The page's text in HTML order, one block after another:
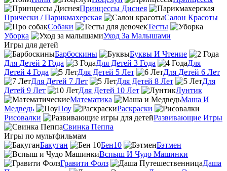
Принцессы Диснея
Прически / Парикмахерская
Салон Красоты
Собаки
Тесты
Уборка
Уход За Малышами
Игры для детей
Барбоскины
Буквы И Чтение
Для Детей 2 Года
Для Детей 3 Года
Для
Детей 4 Года
Для Детей 5 Лет
Для Детей 6 Лет
Для Детей 7 Лет
Для Детей 8 Лет
Для
Детей 9 Лет
Для Детей 10 Лет
Лунтик
Математика
Маша И
Медведь
Поу
Раскраски
Рисовалки
Развивающие Игры
Свинка Пеппа
Игры по мультфильмам
Бакуган
Бен10
Бэтмен
Вспыш И Чудо Машинки
Гравити Фолз
Даша